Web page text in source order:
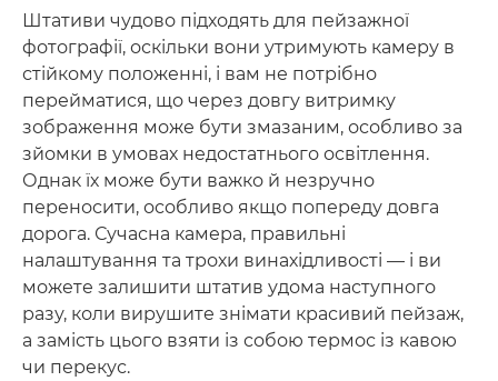
Штативи чудово підходять для пейзажної
фотографії, оскільки вони утримують камеру в
стійкому положенні, і вам не потрібно
перейматися, що через довгу витримку
зображення може бути змазаним, особливо за
зйомки в умовах недостатнього освітлення.
Однак їх може бути важко й незручно
переносити, особливо якщо попереду довга
дорога. Сучасна камера, правильні
налаштування та трохи винахідливості — і ви
можете залишити штатив удома наступного
разу, коли вирушите знімати красивий пейзаж,
а замість цього взяти із собою термос із кавою
чи перекус.